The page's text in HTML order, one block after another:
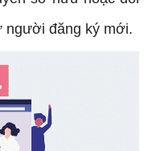
người đăng ký mới.